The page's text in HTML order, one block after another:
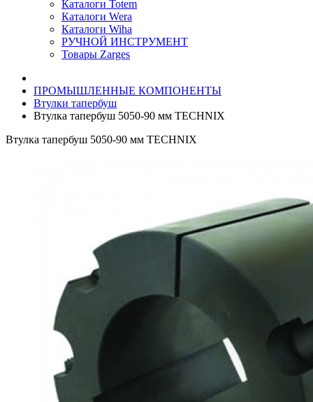
Каталоги Totem
Каталоги Wera
Каталоги Wiha
РУЧНОЙ ИНСТРУМЕНТ
Товары Zarges
ПРОМЫШЛЕННЫЕ КОМПОНЕНТЫ
Втулки тапербуш
Втулка тапербуш 5050-90 мм TECHNIX
Втулка тапербуш 5050-90 мм TECHNIX